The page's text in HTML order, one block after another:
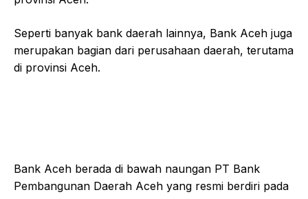
Seperti banyak bank daerah lainnya, Bank Aceh juga
merupakan bagian dari perusahaan daerah, terutama
di provinsi Aceh.
Bank Aceh berada di bawah naungan PT Bank
Pembangunan Daerah Aceh yang resmi berdiri pada